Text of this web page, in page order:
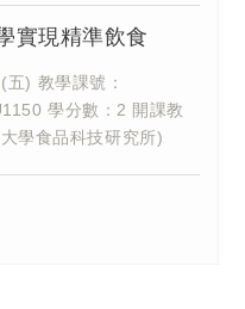
實現精準飲食
) 教學課號：
學分數：2 開課教
學食品科技研究所)